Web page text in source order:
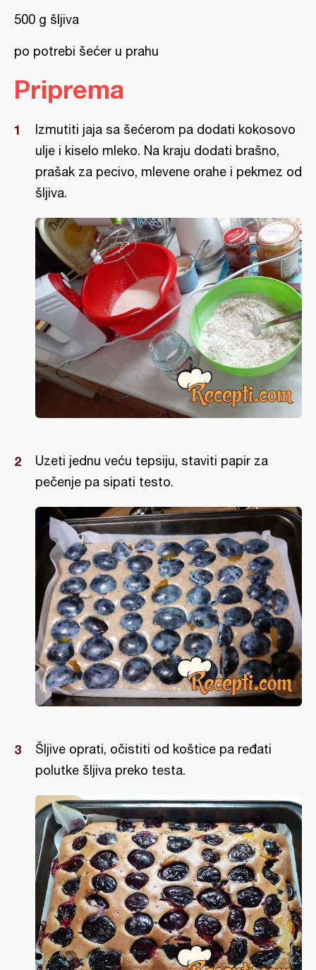
500 g šljiva
po potrebi šećer u prahu
Priprema
Izmutiti jaja sa šećerom pa dodati kokosovo
ulje i kiselo mleko. Na kraju dodati brašno,
prašak za pecivo, mlevene orahe i pekmez od
šljiva.
Uzeti jednu veću tepsiju, staviti papir za
pečenje pa sipati testo.
Šljive oprati, očistiti od koštice pa ređati
polutke šljiva preko testa.